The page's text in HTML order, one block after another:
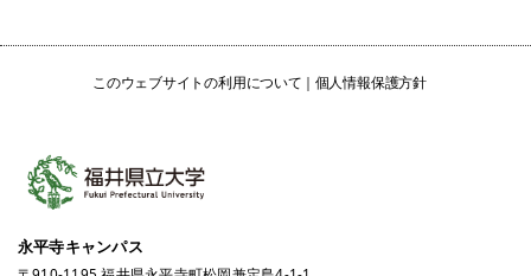
このウェブサイトの利用について 個人情報保護方針
永平寺キャンパス